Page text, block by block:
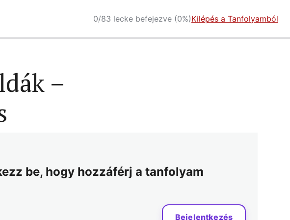
0/83 lecke befejezve (0%)Kilépés a Tanfolyamból
–
be, hogy hozzáférj a tanfolyam
Bejelentkezés